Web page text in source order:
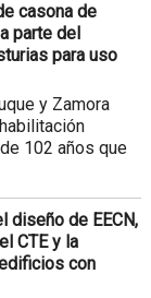
casona de
parte del
para uso
y Zamora
102 años que
diseño de EECN,
CTE y la
con